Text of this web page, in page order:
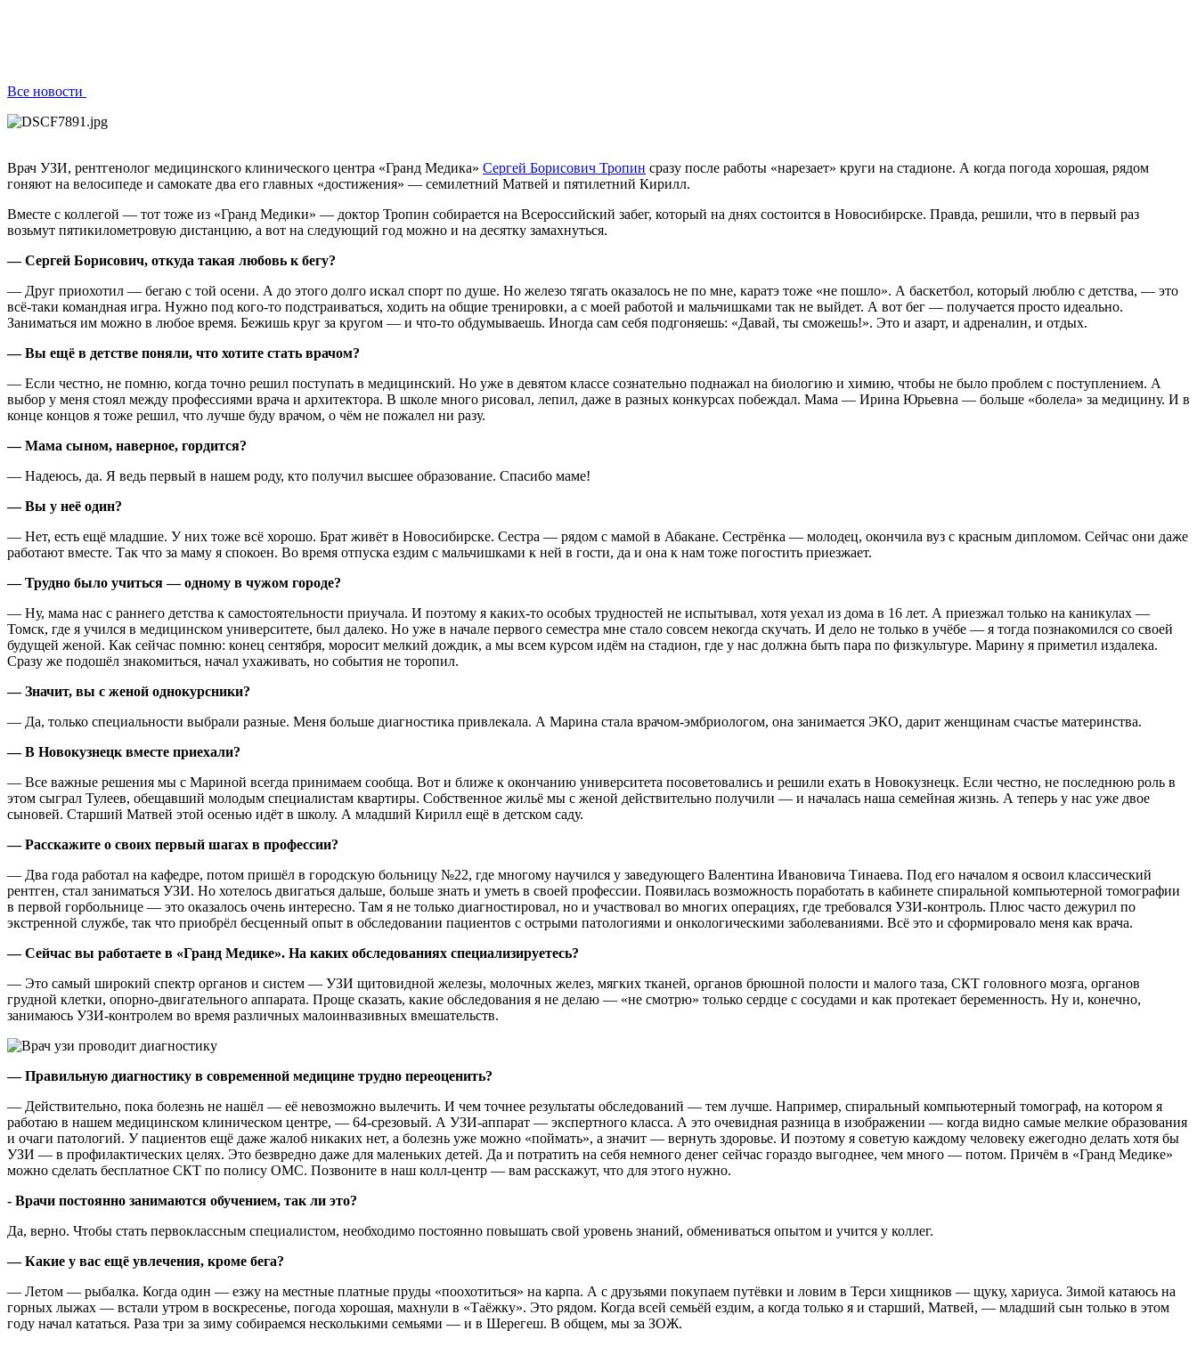
Все новости
Врач УЗИ, рентгенолог медицинского клинического центра «Гранд Медика» Сергей Борисович Тропин сразу после работы «нарезает» круги на стадионе. А когда погода хорошая, рядом
гоняют на велосипеде и самокате два его главных «достижения» — семилетний Матвей и пятилетний Кирилл.
Вместе с коллегой — тот тоже из «Гранд Медики» — доктор Тропин собирается на Всероссийский забег, который на днях состоится в Новосибирске. Правда, решили, что в первый раз
возьмут пятикилометровую дистанцию, а вот на следующий год можно и на десятку замахнуться.
— Сергей Борисович, откуда такая любовь к бегу?
— Друг приохотил — бегаю с той осени. А до этого долго искал спорт по душе. Но железо тягать оказалось не по мне, каратэ тоже «не пошло». А баскетбол, который люблю с детства, — это
всё-таки командная игра. Нужно под кого-то подстраиваться, ходить на общие тренировки, а с моей работой и мальчишками так не выйдет. А вот бег — получается просто идеально.
Заниматься им можно в любое время. Бежишь круг за кругом — и что-то обдумываешь. Иногда сам себя подгоняешь: «Давай, ты сможешь!». Это и азарт, и адреналин, и отдых.
— Вы ещё в детстве поняли, что хотите стать врачом?
— Если честно, не помню, когда точно решил поступать в медицинский. Но уже в девятом классе сознательно поднажал на биологию и химию, чтобы не было проблем с поступлением. А
выбор у меня стоял между профессиями врача и архитектора. В школе много рисовал, лепил, даже в разных конкурсах побеждал. Мама — Ирина Юрьевна — больше «болела» за медицину. И в
конце концов я тоже решил, что лучше буду врачом, о чём не пожалел ни разу.
— Мама сыном, наверное, гордится?
— Надеюсь, да. Я ведь первый в нашем роду, кто получил высшее образование. Спасибо маме!
— Вы у неё один?
— Нет, есть ещё младшие. У них тоже всё хорошо. Брат живёт в Новосибирске. Сестра — рядом с мамой в Абакане. Сестрёнка — молодец, окончила вуз с красным дипломом. Сейчас они даже
работают вместе. Так что за маму я спокоен. Во время отпуска ездим с мальчишками к ней в гости, да и она к нам тоже погостить приезжает.
— Трудно было учиться — одному в чужом городе?
— Ну, мама нас с раннего детства к самостоятельности приучала. И поэтому я каких-то особых трудностей не испытывал, хотя уехал из дома в 16 лет. А приезжал только на каникулах —
Томск, где я учился в медицинском университете, был далеко. Но уже в начале первого семестра мне стало совсем некогда скучать. И дело не только в учёбе — я тогда познакомился со своей
будущей женой. Как сейчас помню: конец сентября, моросит мелкий дождик, а мы всем курсом идём на стадион, где у нас должна быть пара по физкультуре. Марину я приметил издалека.
Сразу же подошёл знакомиться, начал ухаживать, но события не торопил.
— Значит, вы с женой однокурсники?
— Да, только специальности выбрали разные. Меня больше диагностика привлекала. А Марина стала врачом-эмбриологом, она занимается ЭКО, дарит женщинам счастье материнства.
— В Новокузнецк вместе приехали?
— Все важные решения мы с Мариной всегда принимаем сообща. Вот и ближе к окончанию университета посоветовались и решили ехать в Новокузнецк. Если честно, не последнюю роль в
этом сыграл Тулеев, обещавший молодым специалистам квартиры. Собственное жильё мы с женой действительно получили — и началась наша семейная жизнь. А теперь у нас уже двое
сыновей. Старший Матвей этой осенью идёт в школу. А младший Кирилл ещё в детском саду.
— Расскажите о своих первый шагах в профессии?
— Два года работал на кафедре, потом пришёл в городскую больницу №22, где многому научился у заведующего Валентина Ивановича Тинаева. Под его началом я освоил классический
рентген, стал заниматься УЗИ. Но хотелось двигаться дальше, больше знать и уметь в своей профессии. Появилась возможность поработать в кабинете спиральной компьютерной томографии
в первой горбольнице — это оказалось очень интересно. Там я не только диагностировал, но и участвовал во многих операциях, где требовался УЗИ-контроль. Плюс часто дежурил по
экстренной службе, так что приобрёл бесценный опыт в обследовании пациентов с острыми патологиями и онкологическими заболеваниями. Всё это и сформировало меня как врача.
— Сейчас вы работаете в «Гранд Медике». На каких обследованиях специализируетесь?
— Это самый широкий спектр органов и систем — УЗИ щитовидной железы, молочных желез, мягких тканей, органов брюшной полости и малого таза, СКТ головного мозга, органов
грудной клетки, опорно-двигательного аппарата. Проще сказать, какие обследования я не делаю — «не смотрю» только сердце с сосудами и как протекает беременность. Ну и, конечно,
занимаюсь УЗИ-контролем во время различных малоинвазивных вмешательств.
— Правильную диагностику в современной медицине трудно переоценить?
— Действительно, пока болезнь не нашёл — её невозможно вылечить. И чем точнее результаты обследований — тем лучше. Например, спиральный компьютерный томограф, на котором я
работаю в нашем медицинском клиническом центре, — 64-срезовый. А УЗИ-аппарат — экспертного класса. А это очевидная разница в изображении — когда видно самые мелкие образования
и очаги патологий. У пациентов ещё даже жалоб никаких нет, а болезнь уже можно «поймать», а значит — вернуть здоровье. И поэтому я советую каждому человеку ежегодно делать хотя бы
УЗИ — в профилактических целях. Это безвредно даже для маленьких детей. Да и потратить на себя немного денег сейчас гораздо выгоднее, чем много — потом. Причём в «Гранд Медике»
можно сделать бесплатное СКТ по полису ОМС. Позвоните в наш колл-центр — вам расскажут, что для этого нужно.
- Врачи постоянно занимаются обучением, так ли это?
Да, верно. Чтобы стать первоклассным специалистом, необходимо постоянно повышать свой уровень знаний, обмениваться опытом и учится у коллег.
— Какие у вас ещё увлечения, кроме бега?
— Летом — рыбалка. Когда один — езжу на местные платные пруды «поохотиться» на карпа. А с друзьями покупаем путёвки и ловим в Терси хищников — щуку, хариуса. Зимой катаюсь на
горных лыжах — встали утром в воскресенье, погода хорошая, махнули в «Таёжку». Это рядом. Когда всей семьёй ездим, а когда только я и старший, Матвей, — младший сын только в этом
году начал кататься. Раза три за зиму собираемся несколькими семьями — и в Шерегеш. В общем, мы за ЗОЖ.